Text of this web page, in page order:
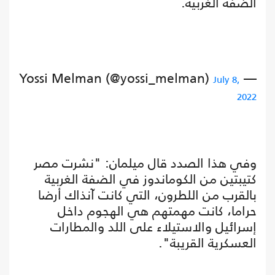
— Yossi Melman (@yossi_melman)
July 8,
2022
وفي هذا الصدد قال ميلمان: "نشرت مصر
كتيبتين من الكوماندوز في الضفة الغربية
بالقرب من اللطرون، التي كانت آنذاك أرضا
حراما، كانت مهمتهم هي الهجوم داخل
إسرائيل والاستيلاء على اللد والمطارات
العسكرية القريبة".